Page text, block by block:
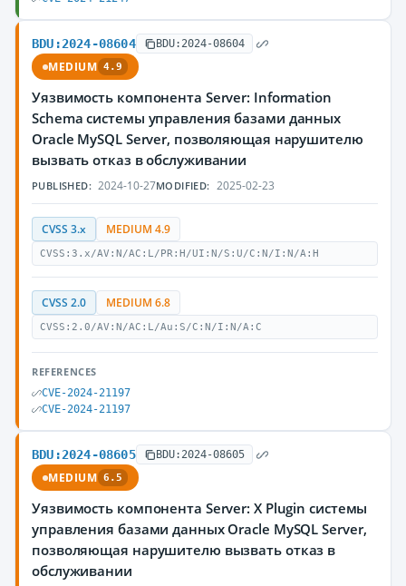
BDU:2024-08604 BDU:2024-08604
MEDIUM 4.9
Уязвимость компонента Server: Information
Schema системы управления базами данных
Oracle MySQL Server, позволяющая нарушителю
вызвать отказ в обслуживании
PUBLISHED: 2024-10-27MODIFIED: 2025-02-23
CVSS 3.x MEDIUM 4.9
CVSS:3.x/AV:N/AC:L/PR:H/UI:N/S:U/C:N/I:N/A:H
CVSS 2.0 MEDIUM 6.8
CVSS:2.0/AV:N/AC:L/Au:S/C:N/I:N/A:C
REFERENCES
CVE-2024-21197
CVE-2024-21197
BDU:2024-08605 BDU:2024-08605
MEDIUM 6.5
Уязвимость компонента Server: X Plugin системы
управления базами данных Oracle MySQL Server,
позволяющая нарушителю вызвать отказ в
обслуживании